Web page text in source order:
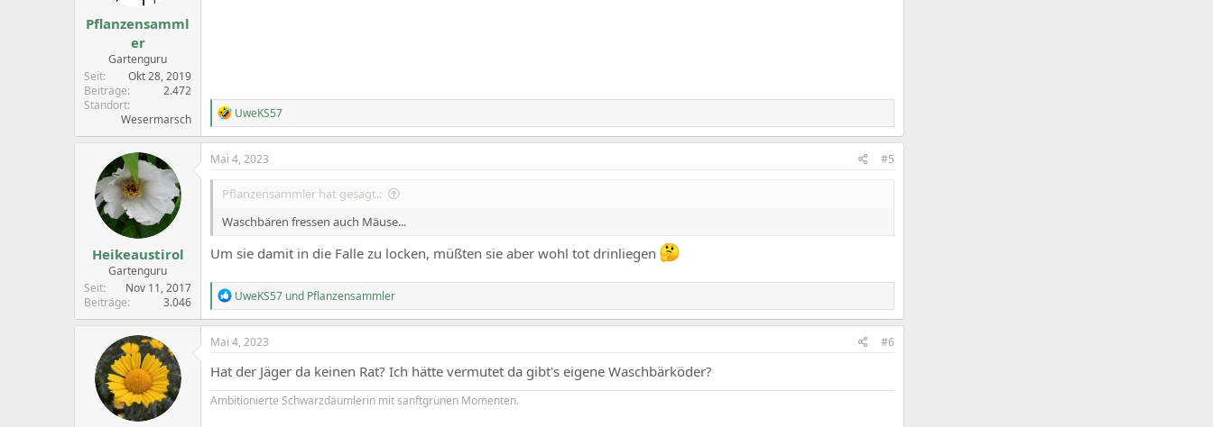
Pflanzensamml
er
Gartenguru
Seit
Okt 28, 2019
Beiträge
2.472
Standort
Wesermarsch
R
e
a
c
o
s
UweKS57
Heikeaustirol
Gartenguru
Seit
Nov 11, 2017
Beiträge
3.046
Mai 4, 2023 #5
Pflanzensammler hat gesagt.:
Waschbären fressen auch Mäuse...
Um sie damit in die Falle zu locken, müßten sie aber wohl tot drinliegen
R
e
a
c
o
n
s
UweKS57 und Pflanzensammler
Mai 4, 2023 #6
Hat der Jäger da keinen Rat? Ich hätte vermutet da gibt's eigene Waschbärköder?
Ambitionierte Schwarzdäumlerin mit sanftgrünen Momenten.